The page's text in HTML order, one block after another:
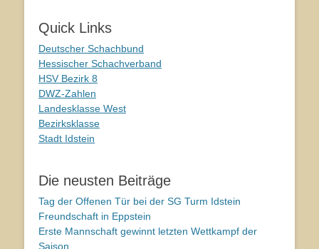
Quick Links
Deutscher Schachbund
Hessischer Schachverband
HSV Bezirk 8
DWZ-Zahlen
Landesklasse West
Bezirksklasse
Stadt Idstein
Die neusten Beiträge
Tag der Offenen Tür bei der SG Turm Idstein
Freundschaft in Eppstein
Erste Mannschaft gewinnt letzten Wettkampf der
Saison